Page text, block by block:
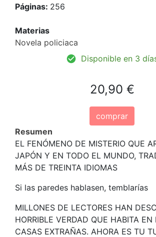
Páginas: 256
Materias
Novela policiaca
Disponible en 3
20,90 €
comprar
Resumen
EL FENÓMENO DE MISTERIO QUE
JAPÓN Y EN TODO EL MUNDO,
MÁS DE TREINTA IDIOMAS
Si las paredes hablasen, temblarías
MILLONES DE LECTORES HAN
HORRIBLE VERDAD QUE HABITA EN
CASAS EXTRAÑAS. AHORA ES TU